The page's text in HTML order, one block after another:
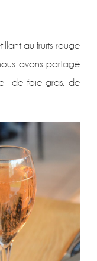
au fruits rouge
avons partagé
de foie gras, de